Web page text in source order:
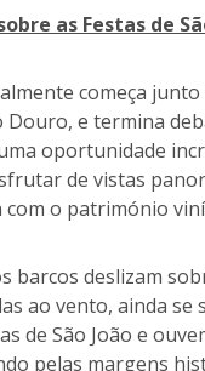
as Festas de
começa junto
e termina
oportunidade
de vistas
com o património
barcos deslizam
ao vento, ainda se
de São João e
pelas margens